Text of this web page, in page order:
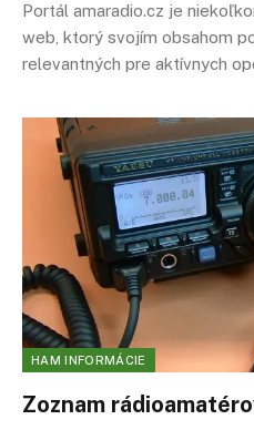
Portál amaradio.cz je
web, ktorý svojím obsahom
relevantných pre aktívnych
HAM INFORMÁCIE
Zoznam